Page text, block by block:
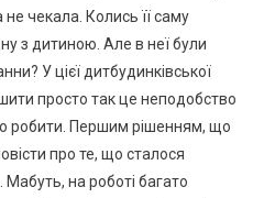
чекала. Колись її саму
з дитиною. Але в неї були
У цієї дитбудинківської
просто так це неподобство
робити. Першим рішенням, що
про те, що сталося
на роботі багато